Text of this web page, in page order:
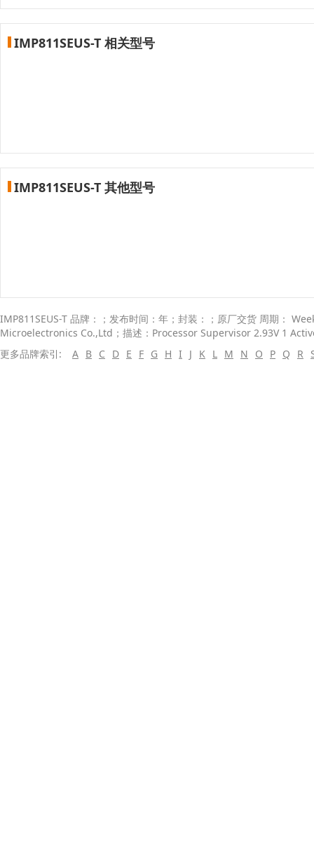
IMP811SEUS-T 相关型号
IMP811SEUS-T 其他型号
IMP811SEUS-T 品牌：；发布时间：年；封装：；原厂交货 周期：
Microelectronics Co.,Ltd；描述：Processor Supervisor 2.93V 1
更多品牌索引:
A B C D E F G H I J K L M N O P Q R